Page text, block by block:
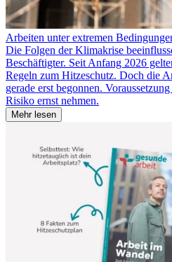
Arbeiten unter extremen
Die Folgen der Klimakrise
Beschäftigter. Seit Anfang 2026
Regeln zum Hitzeschutz. Doch die
gerade erst begonnen.
Risiko ernst nehmen.
Mehr lesen